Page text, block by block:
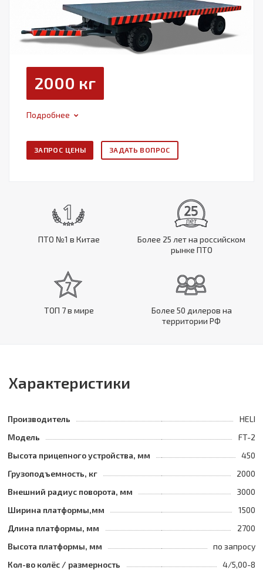
2000 кг
Подробнее
ЗАПРОС ЦЕНЫ ЗАДАТЬ ВОПРОС
ПТО №1 в Китае
Более 25 лет на российском
рынке ПТО
ТОП 7 в мире
Более 50 дилеров на
территории РФ
Характеристики
Производитель
HELI
Модель
FT-2
Высота прицепного устройства, мм
450
Грузоподъемность, кг
2000
Внешний радиус поворота, мм
3000
Ширина платформы,мм
1500
Длина платформы, мм
2700
Высота платформы, мм
по запросу
Кол-во колёс / размерность
4/5,00-8